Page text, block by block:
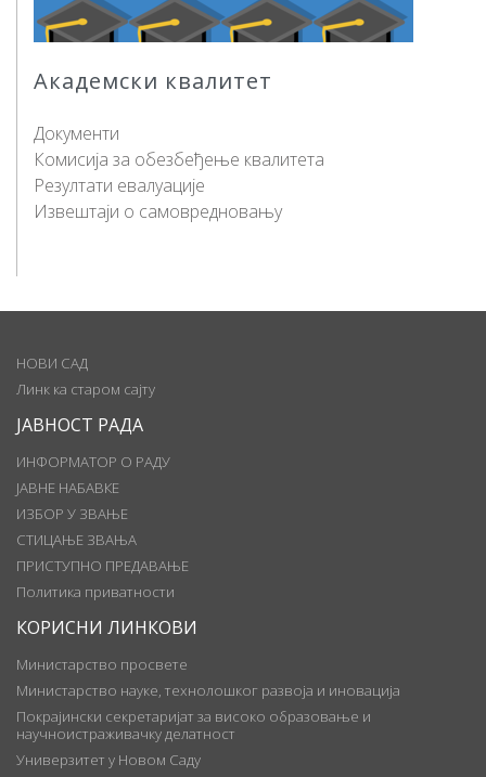
Академски квалитет
Документи
Комисија за обезбеђење квалитета
Резултати евалуације
Извештаји о самовредновању
НОВИ САД
Линк ка старом сајту
ЈАВНОСТ РАДА
ИНФОРМАТОР О РАДУ
ЈАВНЕ НАБАВКЕ
ИЗБОР У ЗВАЊЕ
СТИЦАЊЕ ЗВАЊА
ПРИСТУПНО ПРЕДАВАЊЕ
Политика приватности
КОРИСНИ ЛИНКОВИ
Министарство просвете
Министарство науке, технолошког развоја и иновација
Покрајински секретаријат за високо образовање и
научноистраживачку делатност
Универзитет у Новом Саду